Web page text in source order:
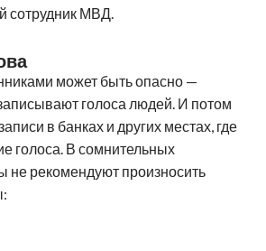
сотрудник МВД.
может быть опасно —
голоса людей. И потом
в банках и других местах, где
голоса. В сомнительных
не рекомендуют произносить